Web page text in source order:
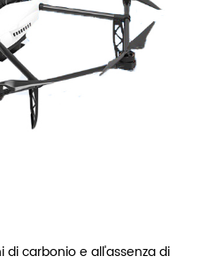
di carbonio e all'assenza di